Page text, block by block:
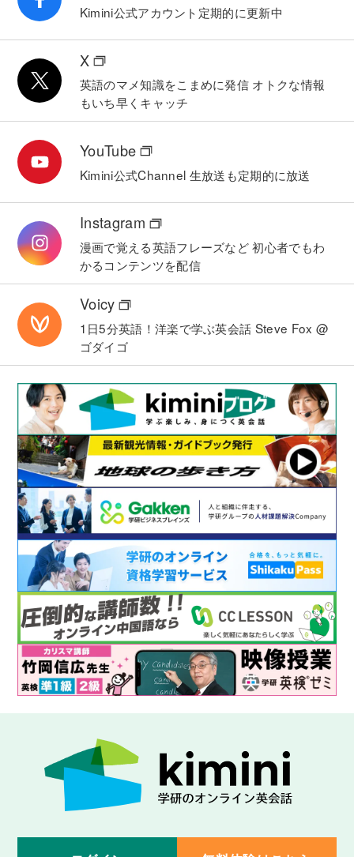
Kimini公式アカウント 定期的に更新中
X
英語のマメ知識をこまめに発信 オトクな情報
もいち早くキャッチ
YouTube
Kimini公式Channel 生放送も定期的に放送
Instagram
漫画で覚える英語フレーズなど初心者でもわ
かるコンテンツを配信
Voicy
1日5分英語！洋楽で学ぶ英会話 Steve Fox @
ゴダイゴ